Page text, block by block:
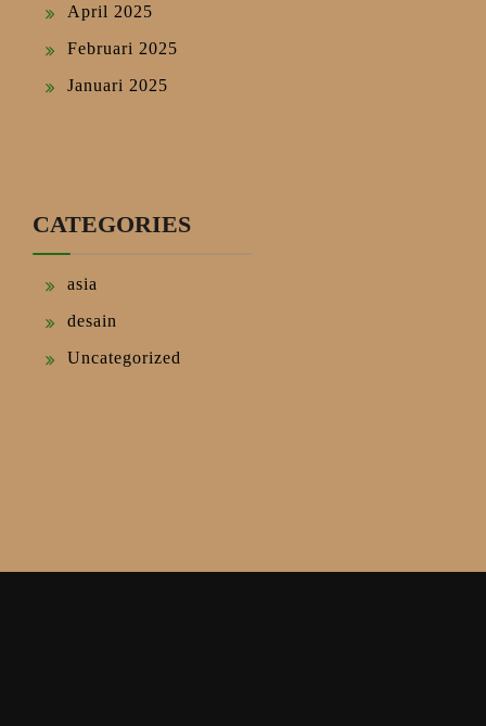
April 2025
Februari 2025
Januari 2025
CATEGORIES
asia
desain
Uncategorized